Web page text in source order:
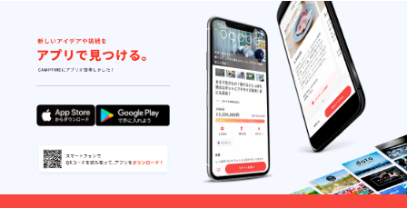
ネポー
トシア
ターチ
ケット5
枚（デ
ザイン
が画像
と異な
る場合
があり
ます）
企業
枠・CM
上映権